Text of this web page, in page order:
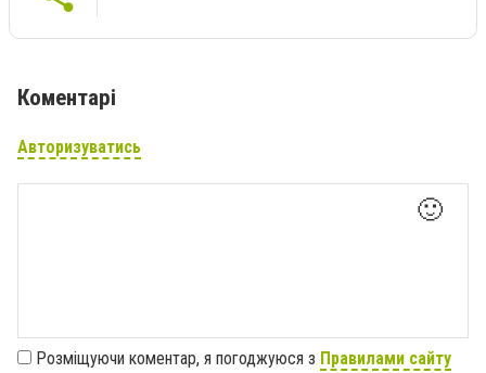
Коментарі
Авторизуватись
🙂
Розміщуючи коментар, я погоджуюся з Правилами сайту